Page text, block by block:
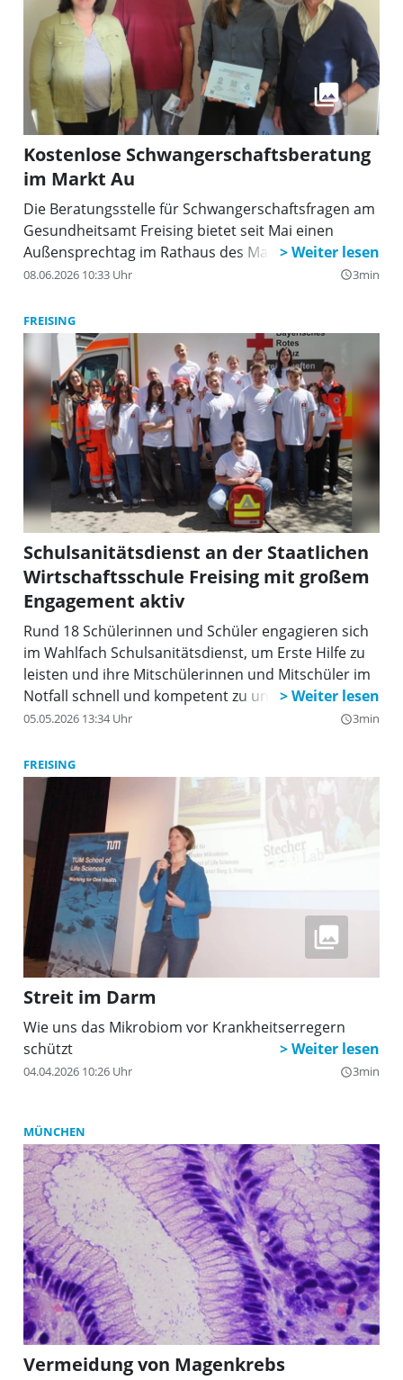
Kostenlose Schwangerschaftsberatung
im Markt Au
Die Beratungsstelle für Schwangerschaftsfragen am
Gesundheitsamt Freising bietet seit Mai einen
Außensprechtag im Rathaus des Marktes Au an.
08.06.2026 10:33 Uhr query_builder3min
FREISING
Schulsanitätsdienst an der Staatlichen
Wirtschaftsschule Freising mit großem
Engagement aktiv
Rund 18 Schülerinnen und Schüler engagieren sich
im Wahlfach Schulsanitätsdienst, um Erste Hilfe zu
leisten und ihre Mitschülerinnen und Mitschüler im
Notfall schnell und kompetent zu unterstützen.
05.05.2026 13:34 Uhr query_builder3min
FREISING
Streit im Darm
Wie uns das Mikrobiom vor Krankheitserregern
schützt
04.04.2026 10:26 Uhr query_builder3min
MÜNCHEN
Vermeidung von Magenkrebs